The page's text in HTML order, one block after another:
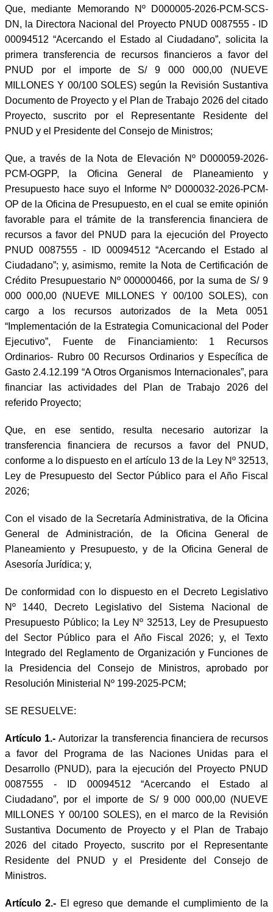
Que, mediante Memorando Nº D000005-2026-PCM-SCS-
DN, la Directora Nacional del Proyecto PNUD 0087555 - ID
00094512 “Acercando el Estado al Ciudadano”, solicita la
primera transferencia de recursos financieros a favor del
PNUD por el importe de S/ 9 000 000,00 (NUEVE
MILLONES Y 00/100 SOLES) según la Revisión Sustantiva
Documento de Proyecto y el Plan de Trabajo 2026 del citado
Proyecto, suscrito por el Representante Residente del
PNUD y el Presidente del Consejo de Ministros;
Que, a través de la Nota de Elevación Nº D000059-2026-
PCM-OGPP, la Oficina General de Planeamiento y
Presupuesto hace suyo el Informe Nº D000032-2026-PCM-
OP de la Oficina de Presupuesto, en el cual se emite opinión
favorable para el trámite de la transferencia financiera de
recursos a favor del PNUD para la ejecución del Proyecto
PNUD 0087555 - ID 00094512 “Acercando el Estado al
Ciudadano”; y, asimismo, remite la Nota de Certificación de
Crédito Presupuestario Nº 000000466, por la suma de S/ 9
000 000,00 (NUEVE MILLONES Y 00/100 SOLES), con
cargo a los recursos autorizados de la Meta 0051
“Implementación de la Estrategia Comunicacional del Poder
Ejecutivo”, Fuente de Financiamiento: 1 Recursos
Ordinarios- Rubro 00 Recursos Ordinarios y Específica de
Gasto 2.4.12.199 “A Otros Organismos Internacionales”, para
financiar las actividades del Plan de Trabajo 2026 del
referido Proyecto;
Que, en ese sentido, resulta necesario autorizar la
transferencia financiera de recursos a favor del PNUD,
conforme a lo dispuesto en el artículo 13 de la Ley Nº 32513,
Ley de Presupuesto del Sector Público para el Año Fiscal
2026;
Con el visado de la Secretaría Administrativa, de la Oficina
General de Administración, de la Oficina General de
Planeamiento y Presupuesto, y de la Oficina General de
Asesoría Jurídica; y,
De conformidad con lo dispuesto en el Decreto Legislativo
Nº 1440, Decreto Legislativo del Sistema Nacional de
Presupuesto Público; la Ley Nº 32513, Ley de Presupuesto
del Sector Público para el Año Fiscal 2026; y, el Texto
Integrado del Reglamento de Organización y Funciones de
la Presidencia del Consejo de Ministros, aprobado por
Resolución Ministerial Nº 199-2025-PCM;
SE RESUELVE:
Artículo 1.-Autorizar la transferencia financiera de recursos
a favor del Programa de las Naciones Unidas para el
Desarrollo (PNUD), para la ejecución del Proyecto PNUD
0087555 - ID 00094512 “Acercando el Estado al
Ciudadano”, por el importe de S/ 9 000 000,00 (NUEVE
MILLONES Y 00/100 SOLES), en el marco de la Revisión
Sustantiva Documento de Proyecto y el Plan de Trabajo
2026 del citado Proyecto, suscrito por el Representante
Residente del PNUD y el Presidente del Consejo de
Ministros.
Artículo 2.- El egreso que demande el cumplimiento de la